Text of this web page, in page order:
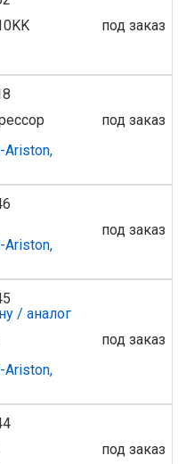
под заказ
Ariston,
под заказ
Ariston,
под заказ
/ аналог
Ariston,
под заказ
под заказ